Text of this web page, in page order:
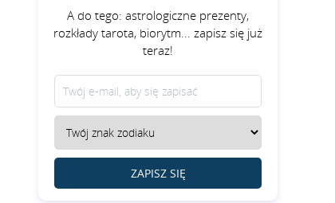
A do tego: astrologiczne prezenty,
rozkłady tarota, biorytm... zapisz się już
teraz!
ZAPISZ SIĘ